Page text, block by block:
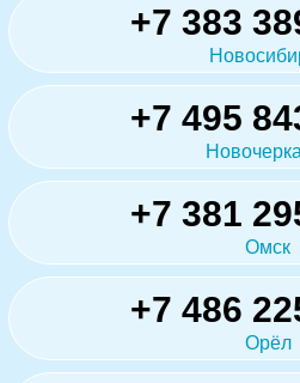
+7 383
+7 495
+7 381
Омск
+7 486
Орёл